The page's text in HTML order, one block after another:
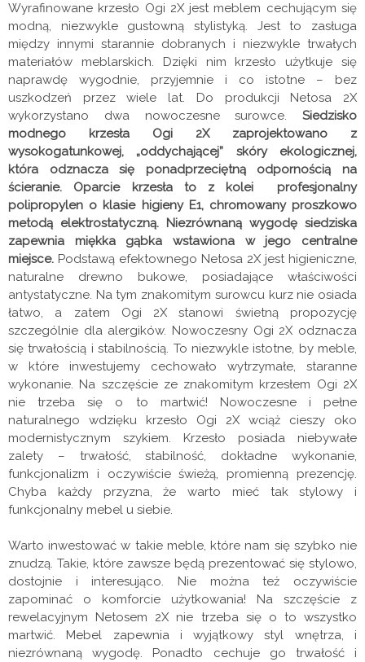
Wyrafinowane krzesło Ogi 2X jest meblem cechującym się
modną, niezwykle gustowną stylistyką. Jest to zasługa
między innymi starannie dobranych i niezwykle trwałych
materiałów meblarskich. Dzięki nim krzesło użytkuje się
naprawdę wygodnie, przyjemnie i co istotne – bez
uszkodzeń przez wiele lat. Do produkcji Netosa 2X
wykorzystano dwa nowoczesne surowce. Siedzisko
modnego krzesła Ogi 2X zaprojektowano z
wysokogatunkowej, „oddychającej” skóry ekologicznej,
która odznacza się ponadprzeciętną odpornością na
ścieranie. Oparcie krzesła to z kolei profesjonalny
polipropylen o klasie higieny E1, chromowany proszkowo
metodą elektrostatyczną. Niezrównaną wygodę siedziska
zapewnia miękka gąbka wstawiona w jego centralne
miejsce. Podstawą efektownego Netosa 2X jest higieniczne,
naturalne drewno bukowe, posiadające właściwości
antystatyczne. Na tym znakomitym surowcu kurz nie osiada
łatwo, a zatem Ogi 2X stanowi świetną propozycję
szczególnie dla alergików. Nowoczesny Ogi 2X odznacza
się trwałością i stabilnością. To niezwykle istotne, by meble,
w które inwestujemy cechowało wytrzymałe, staranne
wykonanie. Na szczęście ze znakomitym krzesłem Ogi 2X
nie trzeba się o to martwić! Nowoczesne i pełne
naturalnego wdzięku krzesło Ogi 2X wciąż cieszy oko
modernistycznym szykiem. Krzesło posiada niebywałe
zalety – trwałość, stabilność, dokładne wykonanie,
funkcjonalizm i oczywiście świeżą, promienną prezencję.
Chyba każdy przyzna, że warto mieć tak stylowy i
funkcjonalny mebel u siebie.
Warto inwestować w takie meble, które nam się szybko nie
znudzą. Takie, które zawsze będą prezentować się stylowo,
dostojnie i interesująco. Nie można też oczywiście
zapominać o komforcie użytkowania! Na szczęście z
rewelacyjnym Netosem 2X nie trzeba się o to wszystko
martwić. Mebel zapewnia i wyjątkowy styl wnętrza, i
niezrównaną wygodę. Ponadto cechuje go trwałość i